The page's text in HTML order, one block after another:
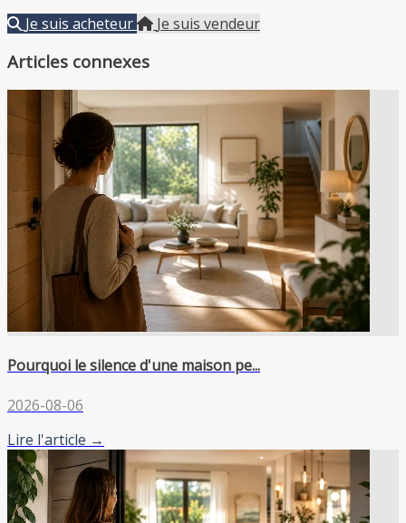
Je suis acheteur
Je suis vendeur
Articles connexes
Pourquoi le silence d'une maison pe...
2026-08-06
Lire l'article →